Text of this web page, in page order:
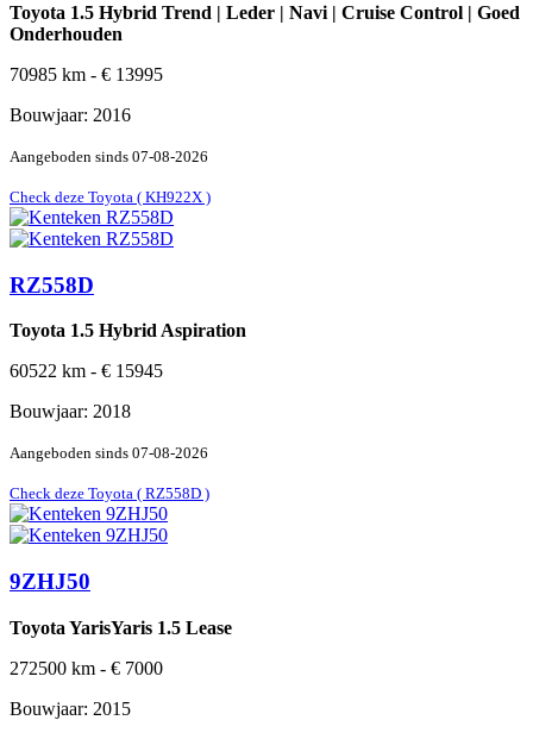
Toyota 1.5 Hybrid Trend | Leder | Navi | Cruise Control | Goed
Onderhouden
70985 km - € 13995
Bouwjaar: 2016
Aangeboden sinds 07-08-2026
Check deze Toyota ( KH922X )
RZ558D
Toyota 1.5 Hybrid Aspiration
60522 km - € 15945
Bouwjaar: 2018
Aangeboden sinds 07-08-2026
Check deze Toyota ( RZ558D )
9ZHJ50
Toyota YarisYaris 1.5 Lease
272500 km - € 7000
Bouwjaar: 2015